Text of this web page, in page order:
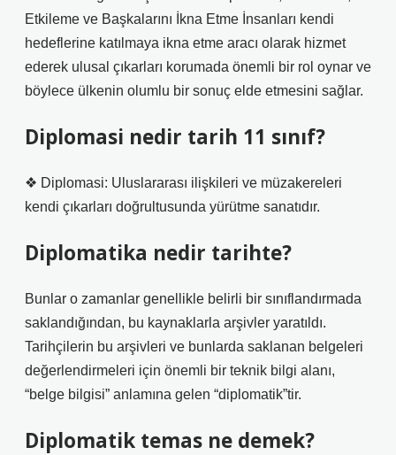
Etkileme ve Başkalarını İkna Etme İnsanları kendi
hedeflerine katılmaya ikna etme aracı olarak hizmet
ederek ulusal çıkarları korumada önemli bir rol oynar ve
böylece ülkenin olumlu bir sonuç elde etmesini sağlar.
Diplomasi nedir tarih 11 sınıf?
❖ Diplomasi: Uluslararası ilişkileri ve müzakereleri
kendi çıkarları doğrultusunda yürütme sanatıdır.
Diplomatika nedir tarihte?
Bunlar o zamanlar genellikle belirli bir sınıflandırmada
saklandığından, bu kaynaklarla arşivler yaratıldı.
Tarihçilerin bu arşivleri ve bunlarda saklanan belgeleri
değerlendirmeleri için önemli bir teknik bilgi alanı,
“belge bilgisi” anlamına gelen “diplomatik”tir.
Diplomatik temas ne demek?